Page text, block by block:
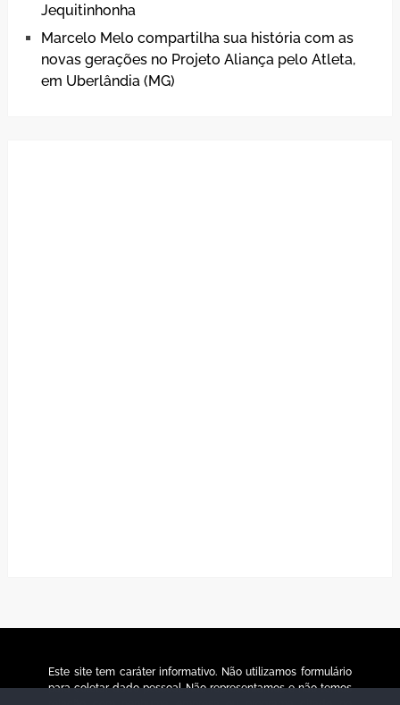
Jequitinhonha
Marcelo Melo compartilha sua história com as
novas gerações no Projeto Aliança pelo Atleta,
em Uberlândia (MG)
Este site tem caráter informativo. Não utilizamos formulário
para coletar dado pessoal. Não representamos e não temos